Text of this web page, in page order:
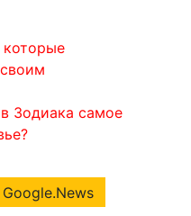
которые
Зодиака самое